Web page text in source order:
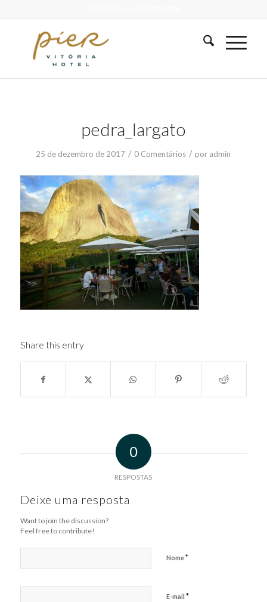
pedra_largato
25 de dezembro de 2017 / 0 Comentários / por admin
Share this entry
0
RESPOSTAS
Deixe uma resposta
Want to join the discussion?
Feel free to contribute!
Nome*
E-mail *